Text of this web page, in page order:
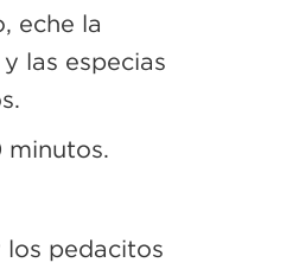
eche la
las especias
minutos.
los pedacitos